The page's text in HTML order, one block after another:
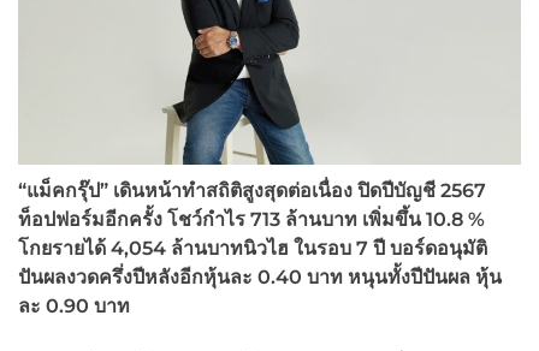
“แม็คกรุ๊ป” เดินหน้าทำสถิติสูงสุดต่อเนื่อง ปิดปีบัญชี 2567
ท็อปฟอร์มอีกครั้ง โชว์กำไร 713 ล้านบาท เพิ่มขึ้น10.8 %
โกยรายได้ 4,054 ล้านบาทนิวไฮ ในรอบ 7 ปี บอร์ดอนุมัติ
ปันผลงวดครึ่งปีหลังอีกหุ้นละ 0.40 บาท หนุนทั้งปีปันผล หุ้น
ละ 0.90 บาท